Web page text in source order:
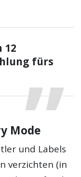
12
fürs
Mode
und Labels
verzichten (in